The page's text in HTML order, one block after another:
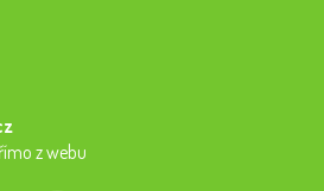
z webu